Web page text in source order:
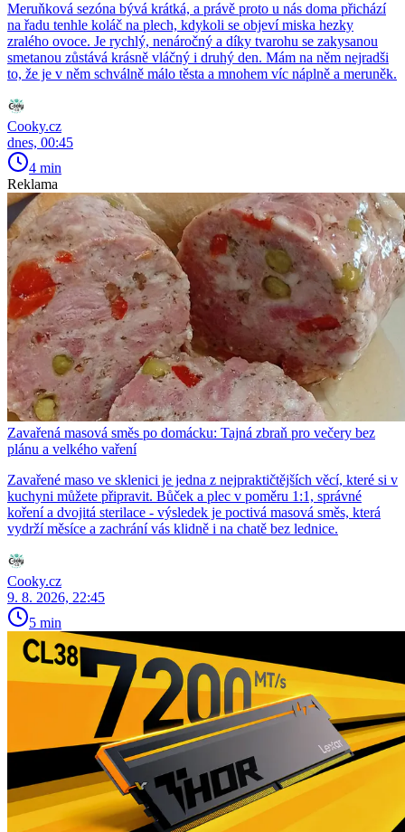
Meruňková sezóna bývá krátká, a právě proto u nás doma přichází
na řadu tenhle koláč na plech, kdykoli se objeví miska hezky
zralého ovoce. Je rychlý, nenáročný a díky tvarohu se zakysanou
smetanou zůstává krásně vláčný i druhý den. Mám na něm nejradši
to, že je v něm schválně málo těsta a mnohem víc náplně a meruněk.
Cooky.cz
dnes, 00:45
4 min
Reklama
Zavařená masová směs po domácku: Tajná zbraň pro večery bez
plánu a velkého vaření
Zavařené maso ve sklenici je jedna z nejpraktičtějších věcí, které si v
kuchyni můžete připravit. Bůček a plec v poměru 1:1, správné
koření a dvojitá sterilace - výsledek je poctivá masová směs, která
vydrží měsíce a zachrání vás klidně i na chatě bez lednice.
Cooky.cz
9. 8. 2026, 22:45
5 min